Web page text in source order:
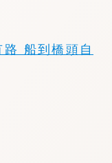
船到橋頭自